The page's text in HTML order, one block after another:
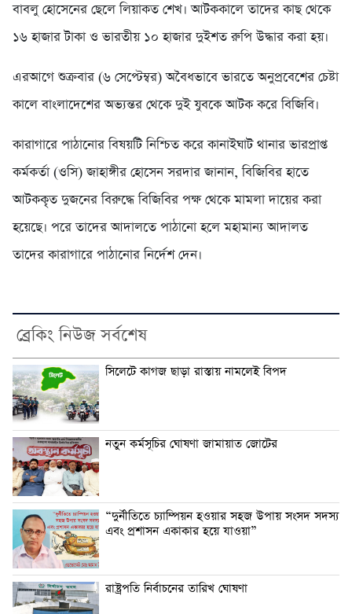
বাবলু হোসেনের ছেলে লিয়াকত শেখ। আটককালে তাদের কাছ থেকে
১৬ হাজার টাকা ও ভারতীয় ১০ হাজার দুইশত রুপি উদ্ধার করা হয়।
এরআগে শুক্রবার (৬ সেপ্টেম্বর) অবৈধভাবে ভারতে অনুপ্রবেশের চেষ্টা
কালে বাংলাদেশের অভ্যন্তর থেকে দুই যুবকে আটক করে বিজিবি।
কারাগারে পাঠানোর বিষয়টি নিশ্চিত করে কানাইঘাট থানার ভারপ্রাপ্ত
কর্মকর্তা (ওসি) জাহাঙ্গীর হোসেন সরদার জানান, বিজিবির হাতে
আটককৃত দুজনের বিরুদ্ধে বিজিবির পক্ষ থেকে মামলা দায়ের করা
হয়েছে। পরে তাদের আদালতে পাঠানো হলে মহামান্য আদালত
তাদের কারাগারে পাঠানোর নির্দেশ দেন।
ব্রেকিং নিউজ সর্বশেষ
সিলেটে কাগজ ছাড়া রাস্তায় নামলেই বিপদ
নতুন কর্মসূচির ঘোষণা জামায়াত জোটের
“দুর্নীতিতে চ্যাম্পিয়ন হওয়ার সহজ উপায় সংসদ সদস্য
এবং প্রশাসন একাকার হয়ে যাওয়া”
রাষ্ট্রপতি নির্বাচনের তারিখ ঘোষণা